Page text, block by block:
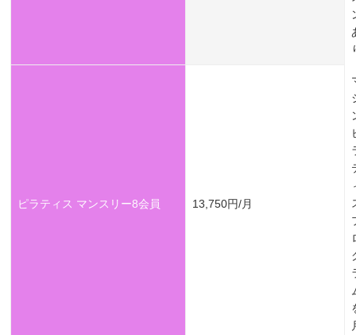
ピラティス マンスリー8会員 13,750円/月